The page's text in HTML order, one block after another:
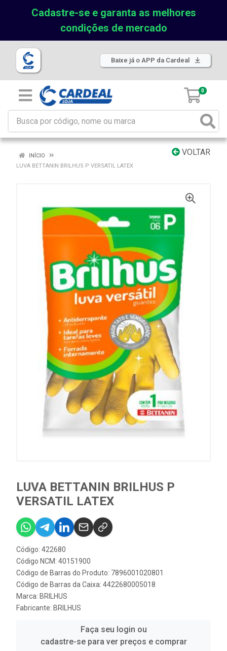
Cadastre-se e garanta as melhores
condições de mercado
Baixe já o APP da Cardeal
0
VOLTAR
INÍCIO
LUVA BETTANIN BRILHUS P VERSATIL LATEX
LUVA BETTANIN BRILHUS P
VERSATIL LATEX
Código: 422680
Código NCM: 40151900
Código de Barras do Produto: 7896001020801
Código de Barras da Caixa: 4422680005018
Marca: BRILHUS
Fabricante: BRILHUS
Faça seu login ou
cadastre-se para ver preços e comprar